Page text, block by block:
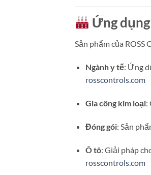
Ứng
Sản phẩm của
Ngành y tế: Ứng
rosscontrols.com
Gia công kim loại:
Đóng gói: Sản
Ô tô: Giải pháp
rosscontrols.com